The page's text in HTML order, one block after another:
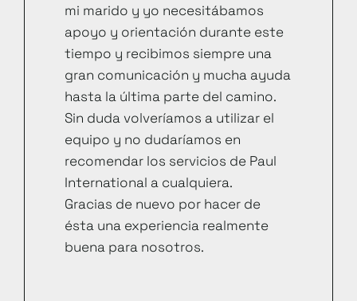
mi marido y yo necesitábamos
apoyo y orientación durante este
tiempo y recibimos siempre una
gran comunicación y mucha ayuda
hasta la última parte del camino.
Sin duda volveríamos a utilizar el
equipo y no dudaríamos en
recomendar los servicios de Paul
International a cualquiera.
Gracias de nuevo por hacer de
ésta una experiencia realmente
buena para nosotros.